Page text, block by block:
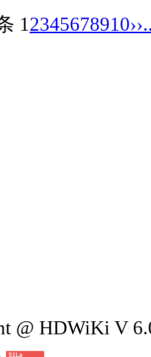
12345678910››
@ HDWiKi V
51La